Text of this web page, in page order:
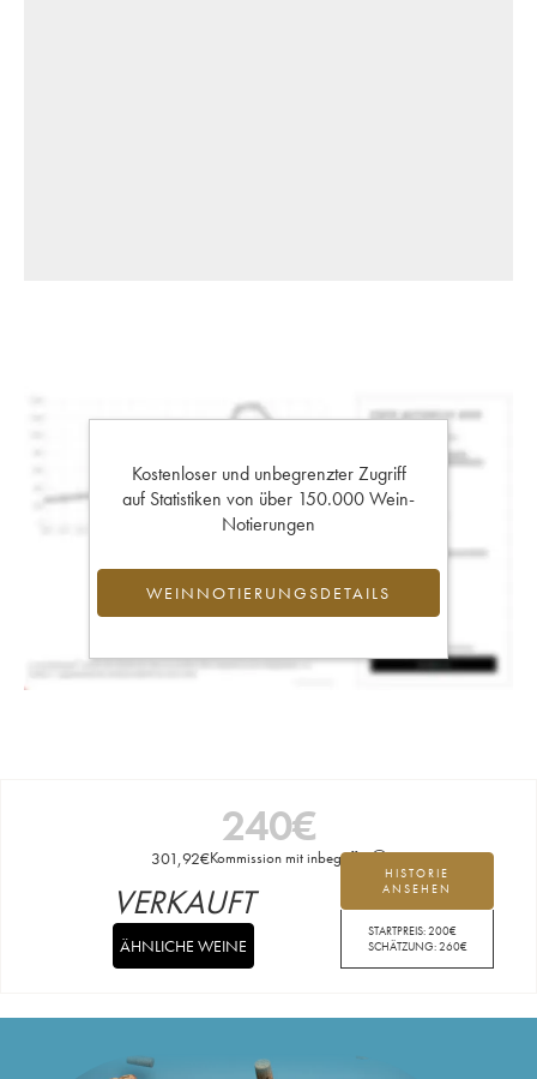
Kostenloser und unbegrenzter Zugriff
auf Statistiken von über 150.000 Wein-
Notierungen
WEINNOTIERUNGSDETAILS
240€
301,92€Kommission mit inbegriffen
HISTORIE
ANSEHEN
STARTPREIS:200€
SCHÄTZUNG:260€
VERKAUFT
ÄHNLICHE WEINE